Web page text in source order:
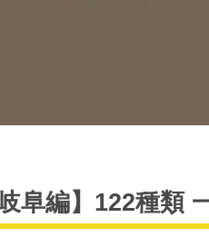
阜編】122種類